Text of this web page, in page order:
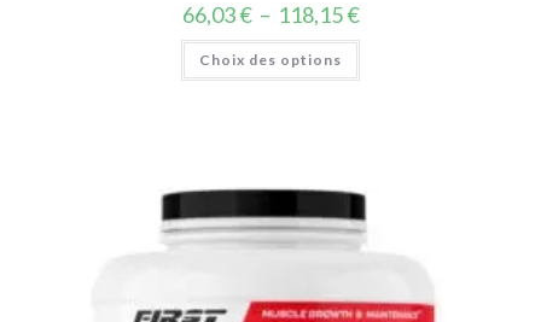
66,03€ – 118,15€
Choix des options